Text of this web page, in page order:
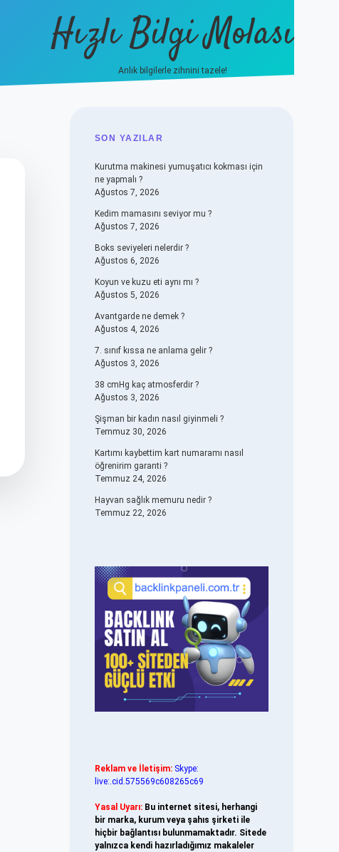
Hızlı Bilgi Molası
Anlık bilgilerle zihnini tazele!
SIDEBAR
SON YAZILAR
Kurutma makinesi yumuşatıcı kokması için
ne yapmalı ?
Ağustos 7, 2026
Kedim mamasını seviyor mu ?
Ağustos 7, 2026
Boks seviyeleri nelerdir ?
Ağustos 6, 2026
Koyun ve kuzu eti aynı mı ?
Ağustos 5, 2026
Avantgarde ne demek ?
Ağustos 4, 2026
7. sınıf kıssa ne anlama gelir ?
Ağustos 3, 2026
38 cmHg kaç atmosferdir ?
Ağustos 3, 2026
Şişman bir kadın nasıl giyinmeli ?
Temmuz 30, 2026
Kartımı kaybettim kart numaramı nasıl
öğrenirim garanti ?
Temmuz 24, 2026
Hayvan sağlık memuru nedir ?
Temmuz 22, 2026
Reklam ve İletişim: Skype:
live:.cid.575569c608265c69
Yasal Uyarı: Bu internet sitesi, herhangi
bir marka, kurum veya şahıs şirketi ile
hiçbir bağlantısı bulunmamaktadır. Sitede
yalnızca kendi hazırladığımız makaleler